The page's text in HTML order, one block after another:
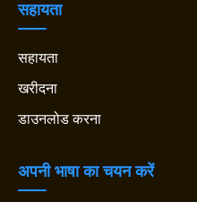
सहायता
सहायता
खरीदना
डाउनलोड करना
अपनी भाषा का चयन करें